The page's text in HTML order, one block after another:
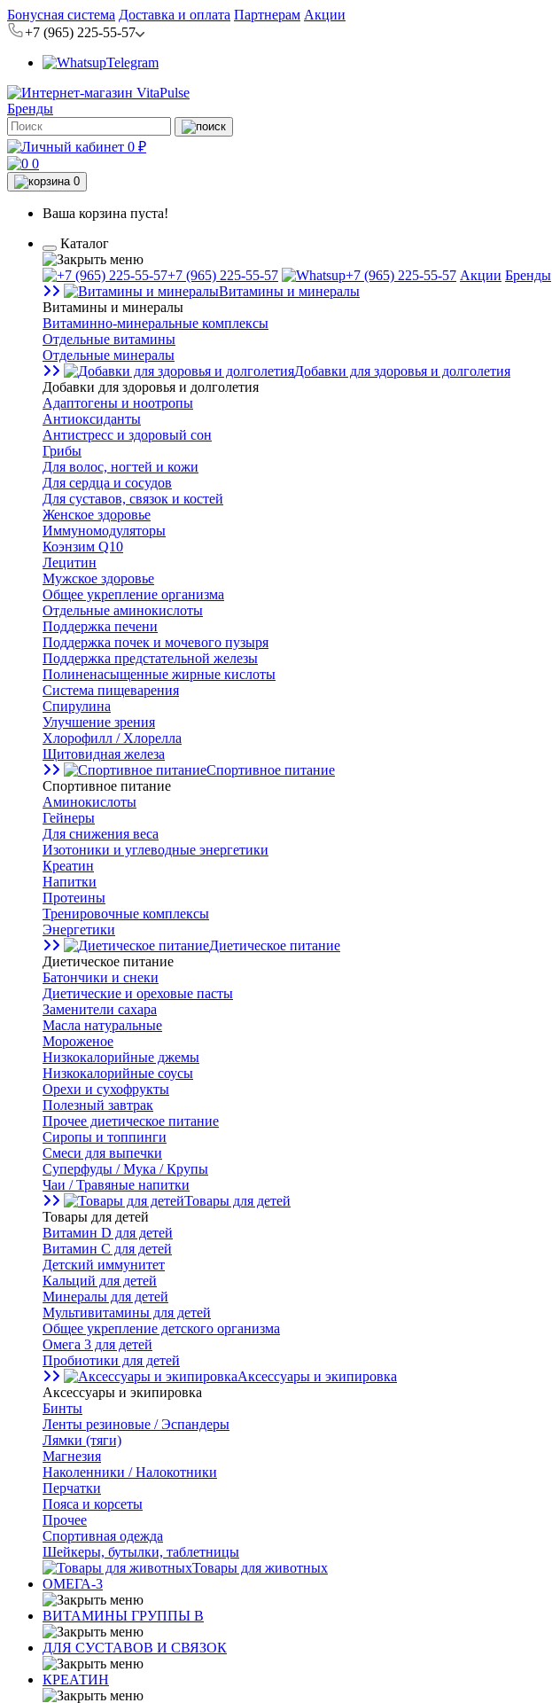
Бонусная система Доставка и оплата Партнерам Акции
+7 (965) 225-55-57
Telegram
Бренды
0 ₽
0
0
Ваша корзина пуста!
Каталог
+7 (965) 225-55-57 +7 (965) 225-55-57 Акции Бренды
Витамины и минералы
Витамины и минералы
Витаминно-минеральные комплексы
Отдельные витамины
Отдельные минералы
Добавки для здоровья и долголетия
Добавки для здоровья и долголетия
Адаптогены и ноотропы
Антиоксиданты
Антистресс и здоровый сон
Грибы
Для волос, ногтей и кожи
Для сердца и сосудов
Для суставов, связок и костей
Женское здоровье
Иммуномодуляторы
Коэнзим Q10
Лецитин
Мужское здоровье
Общее укрепление организма
Отдельные аминокислоты
Поддержка печени
Поддержка почек и мочевого пузыря
Поддержка предстательной железы
Полиненасыщенные жирные кислоты
Система пищеварения
Спирулина
Улучшение зрения
Хлорофилл / Хлорелла
Щитовидная железа
Спортивное питание
Спортивное питание
Аминокислоты
Гейнеры
Для снижения веса
Изотоники и углеводные энергетики
Креатин
Напитки
Протеины
Тренировочные комплексы
Энергетики
Диетическое питание
Диетическое питание
Батончики и снеки
Диетические и ореховые пасты
Заменители сахара
Масла натуральные
Мороженое
Низкокалорийные джемы
Низкокалорийные соусы
Орехи и сухофрукты
Полезный завтрак
Прочее диетическое питание
Сиропы и топпинги
Смеси для выпечки
Суперфуды / Мука / Крупы
Чаи / Травяные напитки
Товары для детей
Товары для детей
Витамин D для детей
Витамин С для детей
Детский иммунитет
Кальций для детей
Минералы для детей
Мультивитамины для детей
Общее укрепление детского организма
Омега 3 для детей
Пробиотики для детей
Аксессуары и экипировка
Аксессуары и экипировка
Бинты
Ленты резиновые / Эспандеры
Лямки (тяги)
Магнезия
Наколенники / Налокотники
Перчатки
Пояса и корсеты
Прочее
Спортивная одежда
Шейкеры, бутылки, таблетницы
Товары для животных
ОМЕГА-3
ВИТАМИНЫ ГРУППЫ В
ДЛЯ СУСТАВОВ И СВЯЗОК
КРЕАТИН